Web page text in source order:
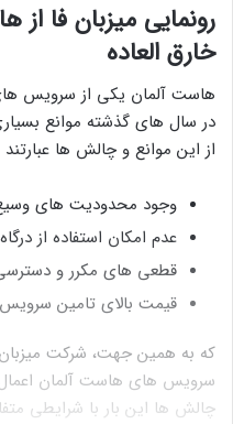
رونمایی میزبان فا
خارق العاده
هاست آلمان یکی از سرویس
در سال های گذشته موانع
از این موانع و چالش ها عبارتند
وجود محدودیت های
عدم امکان استفاده از
قطعی های مکرر و دسترسی
قیمت بالای تامین سرویس
که به همین جهت، شرکت میزبان
سرویس های هاست آلمان اعمال
چالش ها این بار با شرایطی